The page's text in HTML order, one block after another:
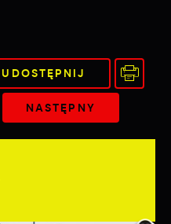
UDOSTĘPNIJ
NASTĘPNY